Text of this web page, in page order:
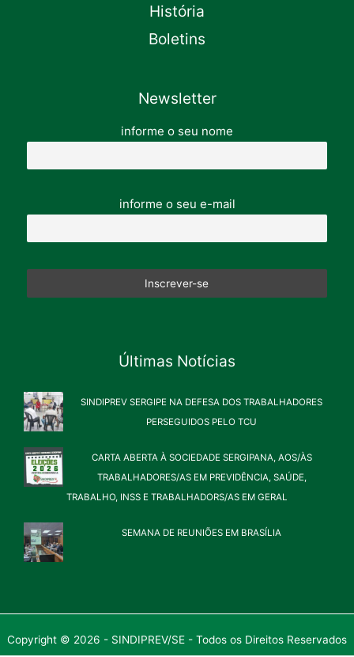
História
Boletins
Newsletter
informe o seu nome
informe o seu e-mail
Últimas Notícias
SINDIPREV SERGIPE NA DEFESA DOS TRABALHADORES
PERSEGUIDOS PELO TCU
CARTA ABERTA À SOCIEDADE SERGIPANA, AOS/ÀS
TRABALHADORES/AS EM PREVIDÊNCIA, SAÚDE,
TRABALHO, INSS E TRABALHADORS/AS EM GERAL
SEMANA DE REUNIÕES EM BRASÍLIA
Copyright © 2026 - SINDIPREV/SE - Todos os Direitos Reservados